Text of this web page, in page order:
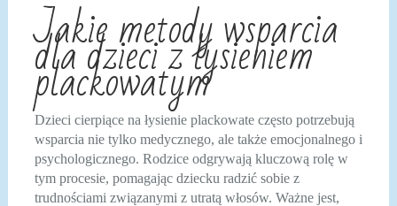
Jakie metody wsparcia
dla dzieci z łysieniem
plackowatym
Dzieci cierpiące na łysienie plackowate często potrzebują
wsparcia nie tylko medycznego, ale także emocjonalnego i
psychologicznego. Rodzice odgrywają kluczową rolę w
tym procesie, pomagając dziecku radzić sobie z
trudnościami związanymi z utratą włosów. Ważne jest,